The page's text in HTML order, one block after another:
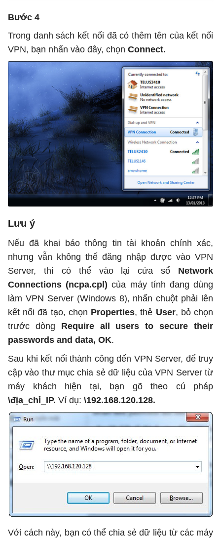
Bước 4
Trong danh sách kết nối đã có thêm tên của kết nối
VPN, bạn nhấn vào đây, chọn Connect.
Lưu ý
Nếu đã khai báo thông tin tài khoản chính xác,
nhưng vẫn không thể đăng nhập được vào VPN
Server, thì có thể vào lại cửa sổ Network
Connections (ncpa.cpl) của máy tính đang dùng
làm VPN Server (Windows 8), nhấn chuột phải lên
kết nối đã tạo, chọn Properties, thẻ User, bỏ chọn
trước dòng Require all users to secure their
passwords and data, OK.
Sau khi kết nối thành công đến VPN Server, để truy
cập vào thư mục chia sẻ dữ liệu của VPN Server từ
máy khách hiện tại, bạn gõ theo cú pháp
\địa_chỉ_IP. Ví dụ: \192.168.120.128.
Với cách này, bạn có thể chia sẻ dữ liệu từ các máy